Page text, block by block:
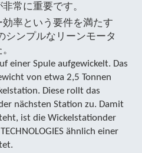
常に重要です。
率という要件を満たす
シンプルなリーンモータ
einer Spule aufgewickelt. Das
von etwa 2,5 Tonnen
Diese rollt das
nächsten Station zu. Damit
ist die Wickelstationder
ähnlich einer